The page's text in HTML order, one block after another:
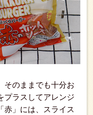
そのままでも十分お
プラスしてアレンジ
赤」には、スライス